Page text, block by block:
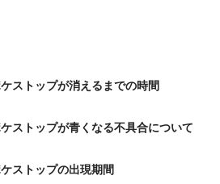
ストップが消えるまでの時間
ストップが青くなる不具合について
ストップの出現期間